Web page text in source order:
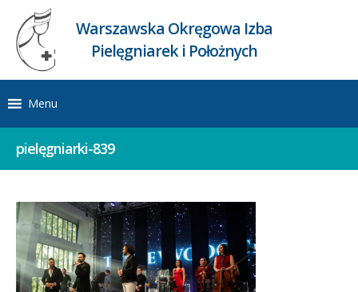
Warszawska Okręgowa Izba
Pielęgniarek i Położnych
Menu
pielęgniarki-839